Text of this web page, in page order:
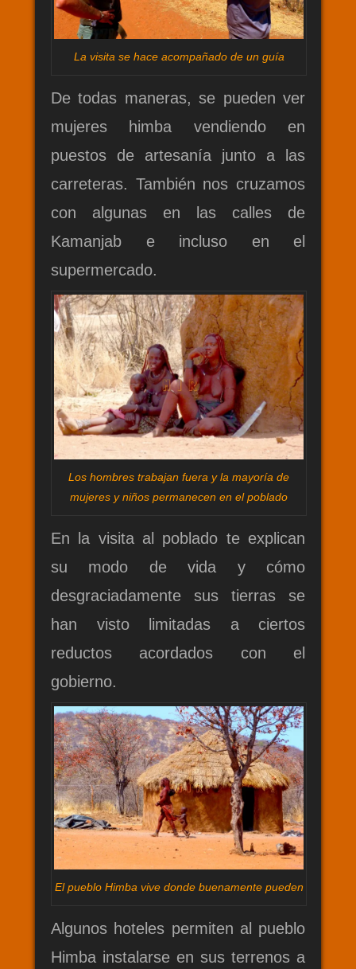
La visita se hace acompañado de un guía
De todas maneras, se pueden ver
mujeres himba vendiendo en
puestos de artesanía junto a las
carreteras. También nos cruzamos
con algunas en las calles de
Kamanjab e incluso en el
supermercado.
Los hombres trabajan fuera y la mayoría de
mujeres y niños permanecen en el poblado
En la visita al poblado te explican
su modo de vida y cómo
desgraciadamente sus tierras se
han visto limitadas a ciertos
reductos acordados con el
gobierno.
El pueblo Himba vive donde buenamente pueden
Algunos hoteles permiten al pueblo
Himba instalarse en sus terrenos a